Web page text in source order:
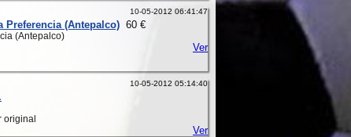
10-05-2012 06:41:47
Preferencia (Antepalco) 60 €
(Antepalco)
Ver
10-05-2012 05:14:40
original
Ver